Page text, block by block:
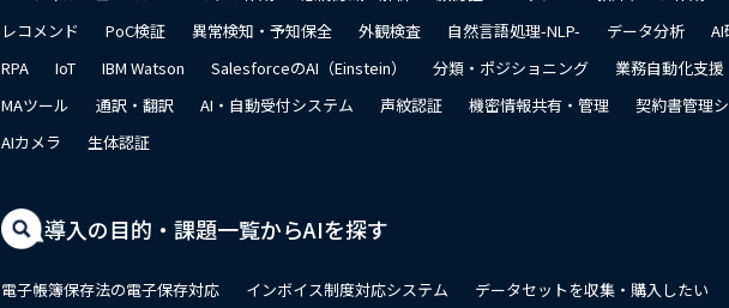
レコメンド
PoC検証 異常検知・予知保全 外観検査 自然言語処理-NLP- データ分析
RPA
IoT IBM Watson SalesforceのAI（Einstein） 分類・ポジショニング 業務自動化支援
MAツール
通訳・翻訳 AI・自動受付システム 声紋認証 機密情報共有・管理 契約書管理
AIカメラ
生体認証
導入の目的・課題一覧からAIを探す
電子帳簿保存法の電子保存対応 インボイス制度対応システム データセットを収集・購入したい